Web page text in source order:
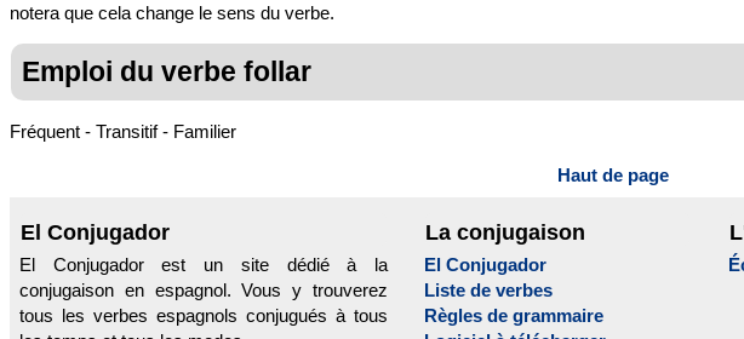
notera que cela change le sens du verbe.
Emploi du verbe follar
Fréquent - Transitif - Familier
Haut de page
El Conjugador
El Conjugador est un site dédié à la
conjugaison en espagnol. Vous y trouverez
tous les verbes espagnols conjugués à tous
La conjugaison
El Conjugador
Liste de verbes
Règles de grammaire